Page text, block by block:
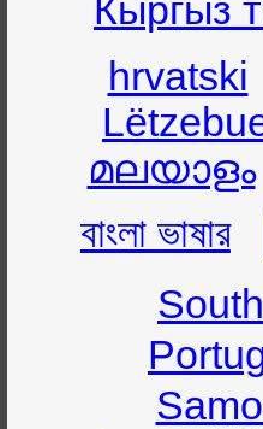
Кыргыз
hrvatski
മലയാളം
বাংলা ভাষার